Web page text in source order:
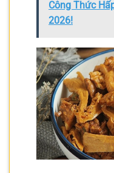
Công Thức
2026!